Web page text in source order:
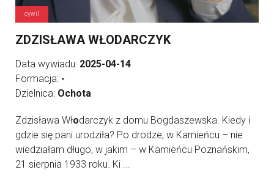
cywil
ZDZISŁAWA WŁODARCZYK
Data wywiadu: 2025-04-14
Formacja: -
Dzielnica: Ochota
Zdzisława Włodarczyk z domu Bogdaszewska. Kiedy i
gdzie się pani urodziła? Po drodze, w Kamieńcu – nie
wiedziałam długo, w jakim – w Kamieńcu Poznańskim,
21 sierpnia 1933 roku. Ki ...